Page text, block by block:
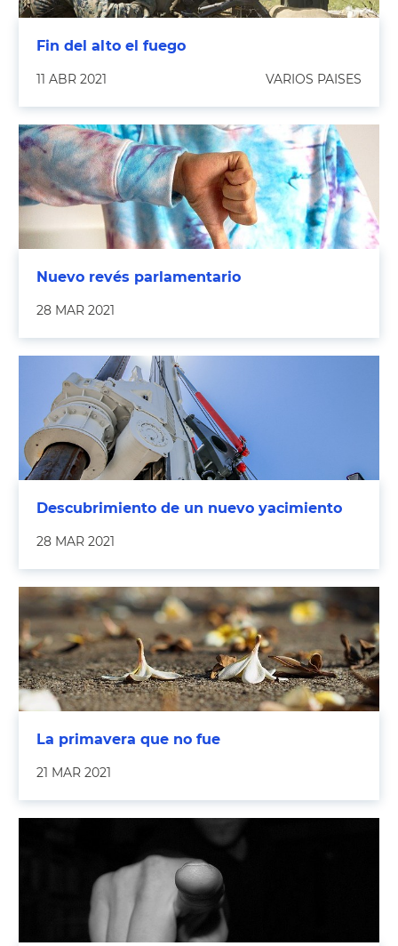
Fin del alto el fuego
11 ABR 2021 VARIOS PAISES
Nuevo revés parlamentario
28 MAR 2021
Descubrimiento de un nuevo yacimiento
28 MAR 2021
La primavera que no fue
21 MAR 2021